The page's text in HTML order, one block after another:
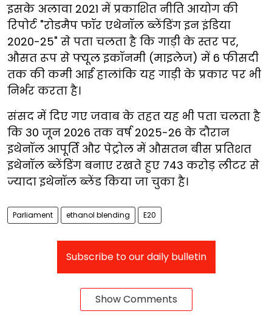
इसके अलावा 2021 में प्रकाशित नीति आयोग की
रिपोर्ट "रोडमैप फॉर एथेनॉल ब्लेंडिंग इन इंडिया
2020-25" से पता चलता है कि गाड़ी के स्तर पर,
औसत रूप से फ्यूल इकॉनमी (माइलेज) में 6 फीसदी
तक की कमी आई हालांकि यह गाड़ी के प्रकार पर भी
निर्भर करता है।
संसद में दिए गए जवाब के तहत यह भी पता चलता है
कि 30 जून 2026 तक वर्ष 2025-26 के दौरान
इथेनॉल आपूर्ति और पेट्रोल में औसतन बीस प्रतिशत
इथेनॉल ब्लेंडिंग बनाए रखते हुए 743 करोड़ लीटर से
ज्यादा इथेनॉल ब्लेंड किया जा चुका है।
Parliament ethanol blending E20
Subscribe to our daily bulletin
Show Comments